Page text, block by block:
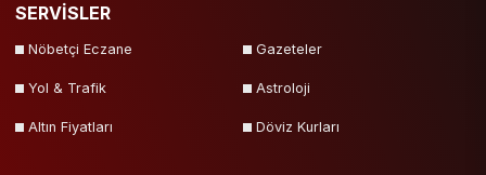
SERVİSLER
Nöbetçi Eczane Gazeteler
Yol & Trafik Astroloji
Altın Fiyatları Döviz Kurları